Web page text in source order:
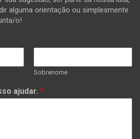
alguma orientação ou simplesmente
o!
Sobrenome
ajudar. *